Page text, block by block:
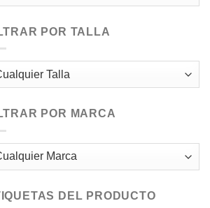
POR TALLA
POR MARCA
DEL PRODUCTO